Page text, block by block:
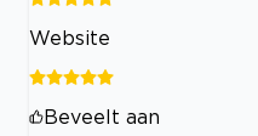
Website
Beveelt aan